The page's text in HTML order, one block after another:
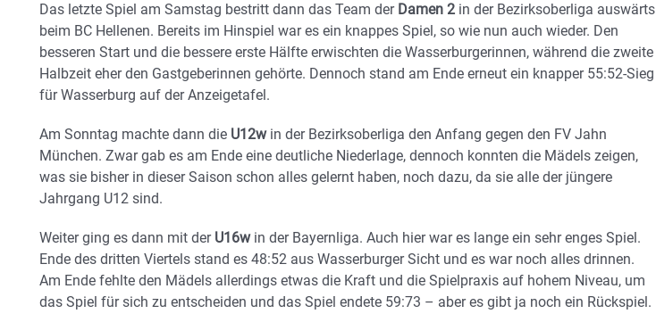
Das letzte Spiel am Samstag bestritt dann das Team der Damen 2 in der Bezirksoberliga auswärts
beim BC Hellenen. Bereits im Hinspiel war es ein knappes Spiel, so wie nun auch wieder. Den
besseren Start und die bessere erste Hälfte erwischten die Wasserburgerinnen, während die zweite
Halbzeit eher den Gastgeberinnen gehörte. Dennoch stand am Ende erneut ein knapper 55:52-Sieg
für Wasserburg auf der Anzeigetafel.
Am Sonntag machte dann die U12win der Bezirksoberliga den Anfang gegen den FV Jahn
München. Zwar gab es am Ende eine deutliche Niederlage, dennoch konnten die Mädels zeigen,
was sie bisher in dieser Saison schon alles gelernt haben, noch dazu, da sie alle der jüngere
Jahrgang U12 sind.
Weiter ging es dann mit der U16win der Bayernliga. Auch hier war es lange ein sehr enges Spiel.
Ende des dritten Viertels stand es 48:52 aus Wasserburger Sicht und es war noch alles drinnen.
Am Ende fehlte den Mädels allerdings etwas die Kraft und die Spielpraxis auf hohem Niveau, um
das Spiel für sich zu entscheiden und das Spiel endete 59:73 – aber es gibt ja noch ein Rückspiel.